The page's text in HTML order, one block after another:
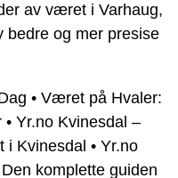
av været i Varhaug,
bedre og mer presise
• Været på Hvaler:
• Yr.no Kvinesdal –
i Kvinesdal • Yr.no
Den komplette guiden